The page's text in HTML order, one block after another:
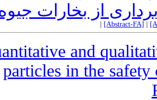
از بخارات
[Abstract-FA]
and
particles in the safety